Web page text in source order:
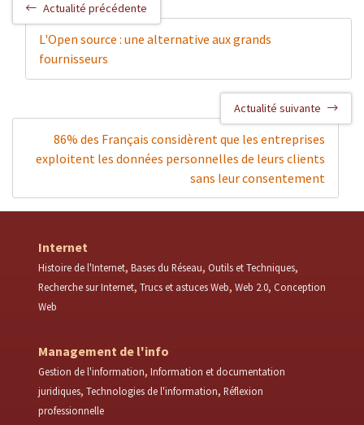
Actualité précédente
L'Open source : une alternative aux grands
fournisseurs
Actualité suivante
86% des Français considèrent que les entreprises
exploitent les données personnelles de leurs clients
sans leur consentement
Internet
Histoire de l'Internet Bases du Réseau Outils et Techniques
Recherche sur Internet Trucs et astuces Web Web 2.0 Conception
Web
Management de l'info
Gestion de l'information Information et documentation
juridiques Technologies de l'information Réflexion
professionnelle